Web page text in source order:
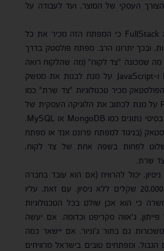
העסקי של המוצר, ועד לעבודה על
רוצה לומר, התפקיד נקרא FullStack כי המפתח הזה מכיר את כל
ובכך יתרונו הרב. מפתח פולסטק בדרך
מה שמכונה "צד לקוח" (מה שהלקוח רואה
בפועל) כמו HTML ,CSS ו-JavaScript על מנת לבנות את ממשק
מכיר טכנולוגיות "צד שרת" כמו
Node.js, PHP או Python על מנת לכתוב את הלוגיקה העסקית של
(בניגוד למפתח פרונט אנד או מפתח
לפחות בשפה אחת של צד לקוח,
שרת.
יכול להרוויח (אם הוא עובד בחברה
טובה, באיזור המרכז) גם 20,000 שקלים ללא ניסיון. עם זאת, עליו
כי הוא אכן שולט בכל הטכנולוגיות
ג'אווה סקריפט וכדומה. אם יעשה
גם בתור ג'וניור. אם יישאר כמה
ומפתחים טובים בישראל מרוויחים